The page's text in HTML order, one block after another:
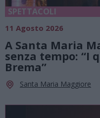
SPETTACOLI
11 Agosto 2026
A Santa Maria
senza tempo: “I
Brema”
Santa Maria Maggiore